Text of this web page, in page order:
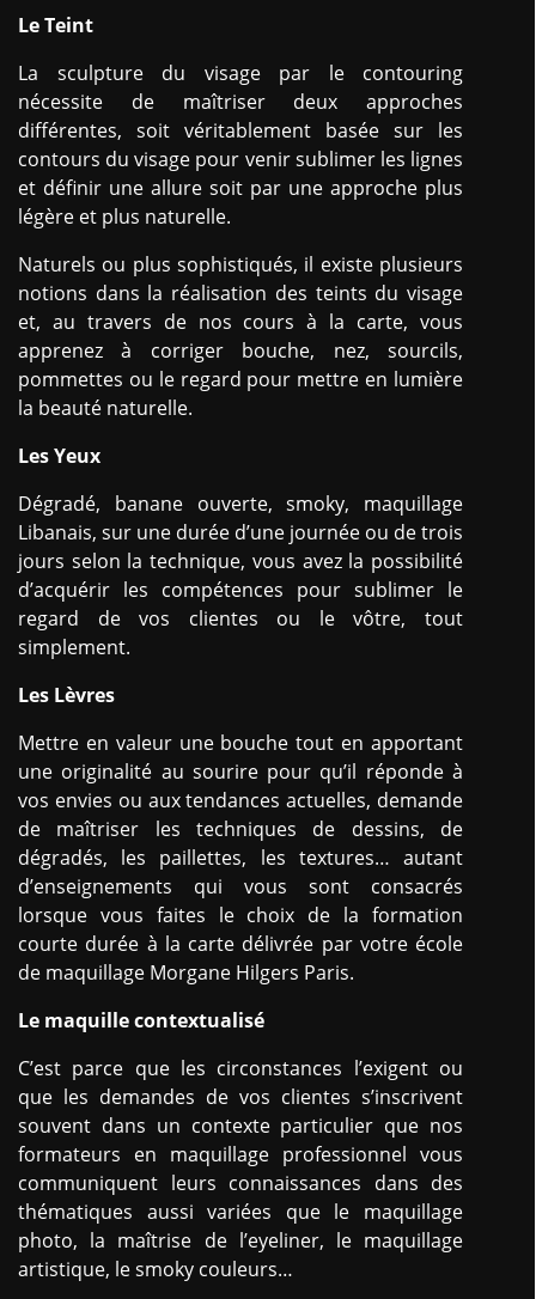
Le Teint
La sculpture du visage par le contouring
nécessite de maîtriser deux approches
différentes, soit véritablement basée sur les
contours du visage pour venir sublimer les lignes
et définir une allure soit par une approche plus
légère et plus naturelle.
Naturels ou plus sophistiqués, il existe plusieurs
notions dans la réalisation des teints du visage
et, au travers de nos cours à la carte, vous
apprenez à corriger bouche, nez, sourcils,
pommettes ou le regard pour mettre en lumière
la beauté naturelle.
Les Yeux
Dégradé, banane ouverte, smoky, maquillage
Libanais, sur une durée d’une journée ou de trois
jours selon la technique, vous avez la possibilité
d’acquérir les compétences pour sublimer le
regard de vos clientes ou le vôtre, tout
simplement.
Les Lèvres
Mettre en valeur une bouche tout en apportant
une originalité au sourire pour qu’il réponde à
vos envies ou aux tendances actuelles, demande
de maîtriser les techniques de dessins, de
dégradés, les paillettes, les textures… autant
d’enseignements qui vous sont consacrés
lorsque vous faites le choix de la formation
courte durée à la carte délivrée par votre école
de maquillage Morgane Hilgers Paris.
Le maquille contextualisé
C’est parce que les circonstances l’exigent ou
que les demandes de vos clientes s’inscrivent
souvent dans un contexte particulier que nos
formateurs en maquillage professionnel vous
communiquent leurs connaissances dans des
thématiques aussi variées que le maquillage
photo, la maîtrise de l’eyeliner, le maquillage
artistique, le smoky couleurs…